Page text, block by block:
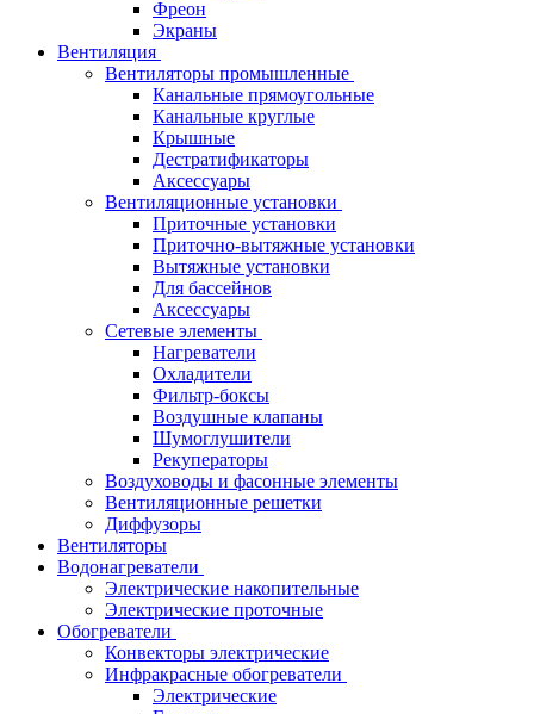
Фреон
Экраны
Вентиляция
Вентиляторы промышленные
Канальные прямоугольные
Канальные круглые
Крышные
Дестратификаторы
Аксессуары
Вентиляционные установки
Приточные установки
Приточно-вытяжные установки
Вытяжные установки
Для бассейнов
Аксессуары
Сетевые элементы
Нагреватели
Охладители
Фильтр-боксы
Воздушные клапаны
Шумоглушители
Рекуператоры
Воздуховоды и фасонные элементы
Вентиляционные решетки
Диффузоры
Вентиляторы
Водонагреватели
Электрические накопительные
Электрические проточные
Обогреватели
Конвекторы электрические
Инфракрасные обогреватели
Электрические